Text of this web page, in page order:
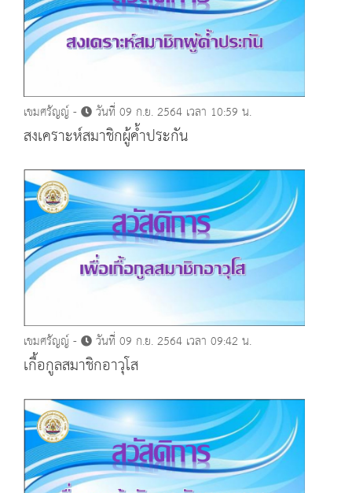
เขมศรัญญ์ - วันที่ 09 ก.ย. 2564 เวลา 10:59 น.
สงเคราะห์สมาชิกผู้ค้ำประกัน
เขมศรัญญ์ - วันที่ 09 ก.ย. 2564 เวลา 09:42 น.
เกื้อกูลสมาชิกอาวุโส